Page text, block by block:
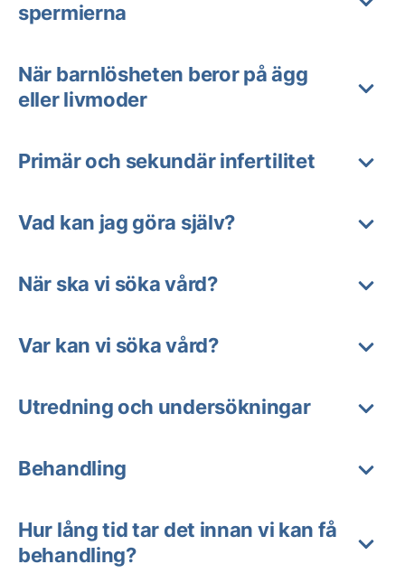
spermierna
När barnlösheten beror på ägg
eller livmoder
Primär och sekundär infertilitet
Vad kan jag göra själv?
När ska vi söka vård?
Var kan vi söka vård?
Utredning och undersökningar
Behandling
Hur lång tid tar det innan vi kan få
behandling?